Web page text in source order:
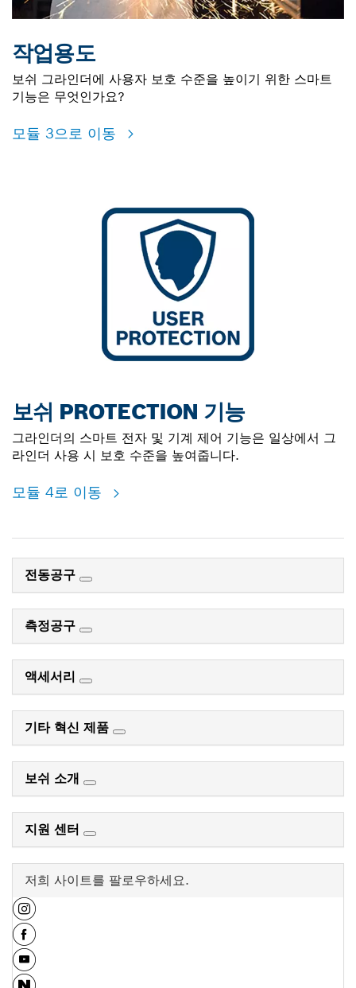
작업용도
보쉬 그라인더에 사용자 보호 수준을 높이기 위한 스마트
기능은 무엇인가요?
모듈 3으로 이동
보쉬 PROTECTION 기능
그라인더의 스마트 전자 및 기계 제어 기능은 일상에서 그
라인더 사용 시 보호 수준을 높여줍니다.
모듈 4로 이동
전동공구
측정공구
액세서리
기타 혁신 제품
보쉬 소개
지원 센터
저희 사이트를 팔로우하세요.